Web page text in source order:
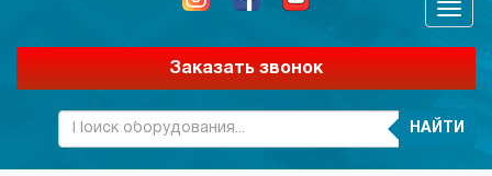
Заказать звонок
НАЙТИ